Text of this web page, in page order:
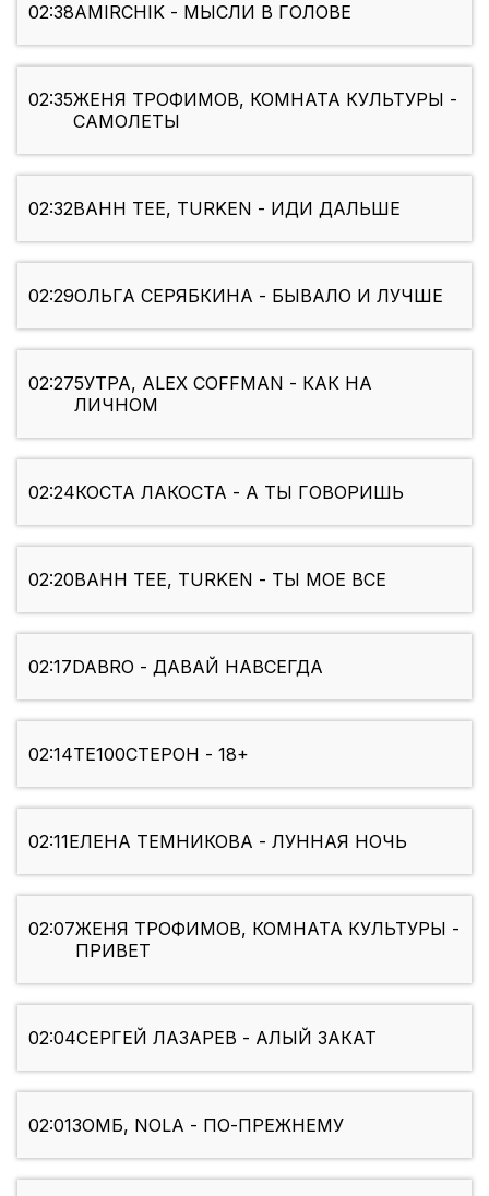
02:38AMIRCHIK - МЫСЛИ В ГОЛОВЕ
02:35ЖЕНЯ ТРОФИМОВ, КОМНАТА КУЛЬТУРЫ -
САМОЛЕТЫ
02:32BAHH TEE, TURKEN - ИДИ ДАЛЬШЕ
02:29ОЛЬГА СЕРЯБКИНА - БЫВАЛО И ЛУЧШЕ
02:275УТРА, ALEX COFFMAN - КАК НА
ЛИЧНОМ
02:24КОСТА ЛАКОСТА - А ТЫ ГОВОРИШЬ
02:20BAHH TEE, TURKEN - ТЫ МОЕ ВСЕ
02:17DABRO - ДАВАЙ НАВСЕГДА
02:14ТЕ100СТЕРОН - 18+
02:11ЕЛЕНА ТЕМНИКОВА - ЛУННАЯ НОЧЬ
02:07ЖЕНЯ ТРОФИМОВ, КОМНАТА КУЛЬТУРЫ -
ПРИВЕТ
02:04СЕРГЕЙ ЛАЗАРЕВ - АЛЫЙ ЗАКАТ
02:01ЗОМБ, NOLA - ПО-ПРЕЖНЕМУ